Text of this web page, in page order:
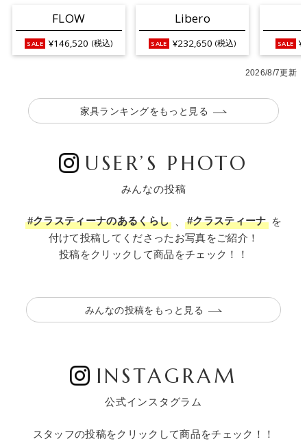
お買い物を続ける カートへ進む
FLOW
¥146,520 (税込)
Libero
¥232,650 (税込)
2026/8/7更新
家具ランキングをもっと見る
USER’S PHOTO
みんなの投稿
#クラスティーナのあるくらし #クラスティーナを
付けて投稿してくださったお写真をご紹介！
投稿をクリックして商品をチェック！！
みんなの投稿をもっと見る
INSTAGRAM
公式インスタグラム
スタッフの投稿をクリックして商品をチェック！！